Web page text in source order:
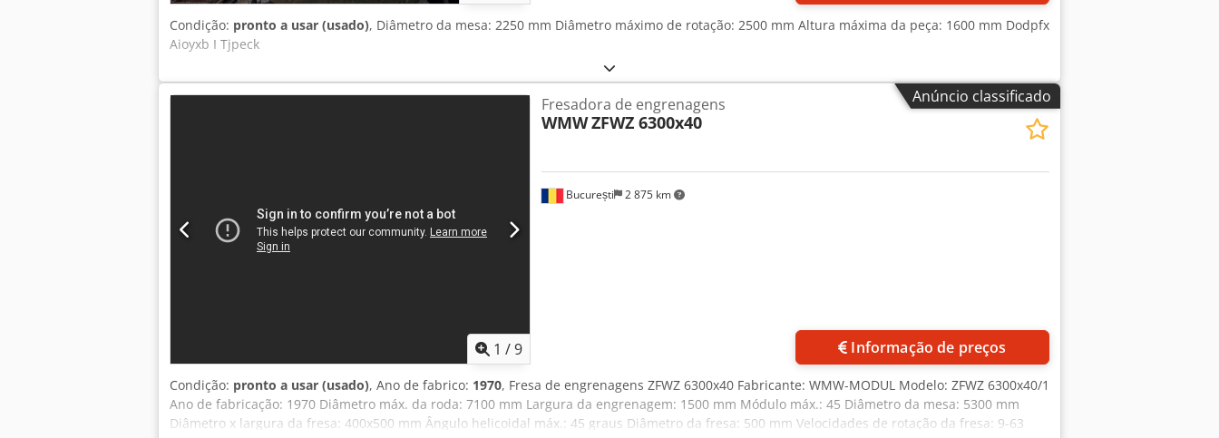
Condição: pronto a usar (usado), Diâmetro da mesa: 2250 mm Diâmetro máximo de rotação: 2500 mm Altura máxima da peça: 1600 mm Dodpfx
Aioyxb I Tjpeck
Anúncio classificado
1 /9
București 2 875 km
Fresadora de engrenagens
WMWZFWZ 6300x40
Informação de preços
Condição: pronto a usar (usado), Ano de fabrico: 1970, Fresa de engrenagens ZFWZ 6300x40 Fabricante: WMW-MODUL Modelo: ZFWZ 6300x40/1
Ano de fabricação: 1970 Diâmetro máx. da roda: 7100 mm Largura da engrenagem: 1500 mm Módulo máx.: 45 Diâmetro da mesa: 5300 mm
Diâmetro x largura da fresa: 400x500 mm Ângulo helicoidal máx.: 45 graus Diâmetro da fresa: 500 mm Velocidades de rotação da fresa: 9-63